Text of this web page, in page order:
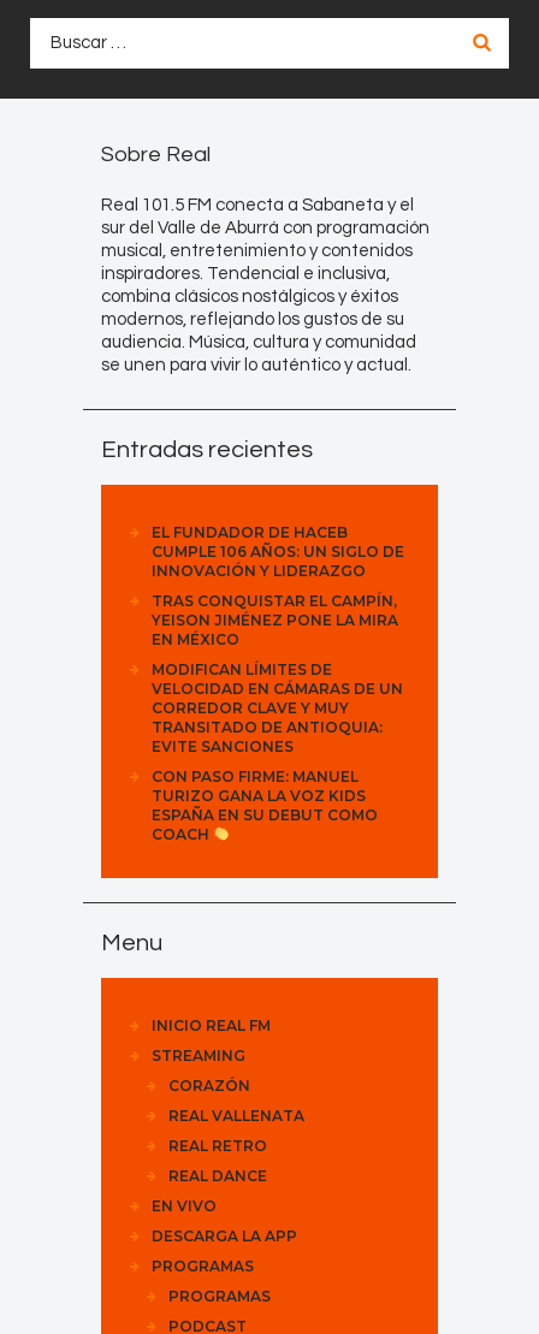
Sobre Real
Real 101.5 FM conecta a Sabaneta y el
sur del Valle de Aburrá con programación
musical, entretenimiento y contenidos
inspiradores. Tendencial e inclusiva,
combina clásicos nostálgicos y éxitos
modernos, reflejando los gustos de su
audiencia. Música, cultura y comunidad
se unen para vivir lo auténtico y actual.
Entradas recientes
EL FUNDADOR DE HACEB
CUMPLE 106 AÑOS: UN SIGLO DE
INNOVACIÓN Y LIDERAZGO
TRAS CONQUISTAR EL CAMPÍN,
YEISON JIMÉNEZ PONE LA MIRA
EN MÉXICO
MODIFICAN LÍMITES DE
VELOCIDAD EN CÁMARAS DE UN
CORREDOR CLAVE Y MUY
TRANSITADO DE ANTIOQUIA:
EVITE SANCIONES
CON PASO FIRME: MANUEL
TURIZO GANA LA VOZ KIDS
ESPAÑA EN SU DEBUT COMO
COACH
Menu
INICIO REAL FM
STREAMING
CORAZÓN
REAL VALLENATA
REAL RETRO
REAL DANCE
EN VIVO
DESCARGA LA APP
PROGRAMAS
PROGRAMAS
PODCAST